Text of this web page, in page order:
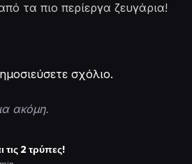
τα πιο περίεργα ζευγάρια!
σχόλιο.
ακόμη.
τις 2 τρύπες!